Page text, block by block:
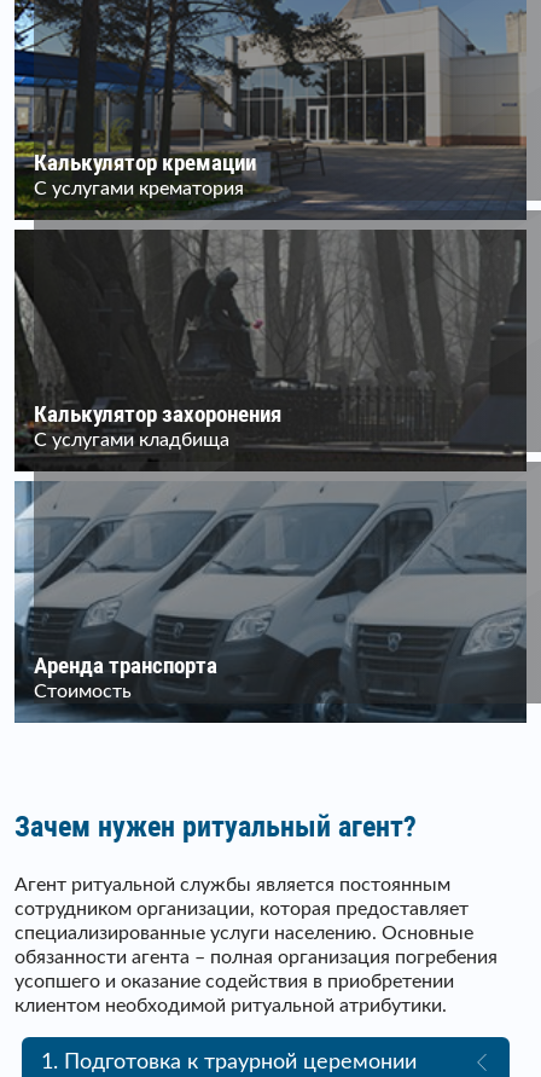
Калькулятор кремации
С услугами крематория
Калькулятор захоронения
С услугами кладбища
Аренда транспорта
Стоимость
Зачем нужен ритуальный агент?
Агент ритуальной службы является постоянным
сотрудником организации, которая предоставляет
специализированные услуги населению. Основные
обязанности агента – полная организация погребения
усопшего и оказание содействия в приобретении
клиентом необходимой ритуальной атрибутики.
1. Подготовка к траурной церемонии